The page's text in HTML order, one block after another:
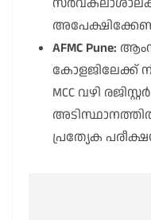
AFMC Pune:
കോളജിലേക്ക്
MCC വഴി
പ്രത്യേക